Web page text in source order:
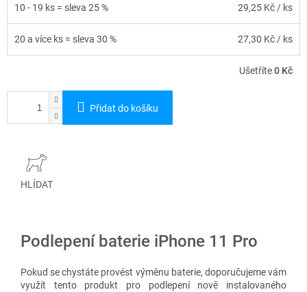
10 - 19 ks = sleva 25 % 29,25 Kč/ ks
20 a více ks = sleva 30 % 27,30 Kč/ ks
Ušetříte0 Kč
Přidat do košíku
HLÍDAT
Podlepení baterie iPhone 11 Pro
Pokud se chystáte provést výměnu baterie, doporučujeme vám
využít tento produkt pro podlepení nově instalovaného